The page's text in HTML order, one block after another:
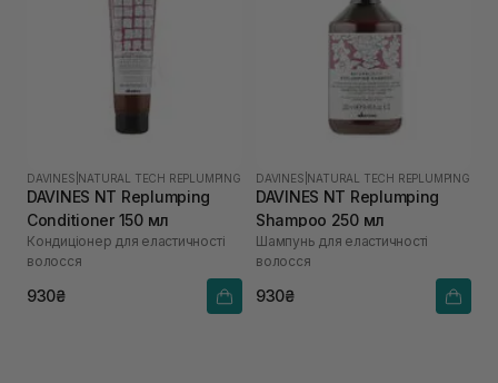
DAVINES NATURAL TECH REPLUMPING
DAVINES NT Replumping
Conditioner 150 мл
Кондиціонер для еластичності
волосся
930₴
DAVINES NATURAL TECH REPLUMPING
DAVINES NT Replumping
Shampoo 250 мл
Шампунь для еластичності
волосся
930₴